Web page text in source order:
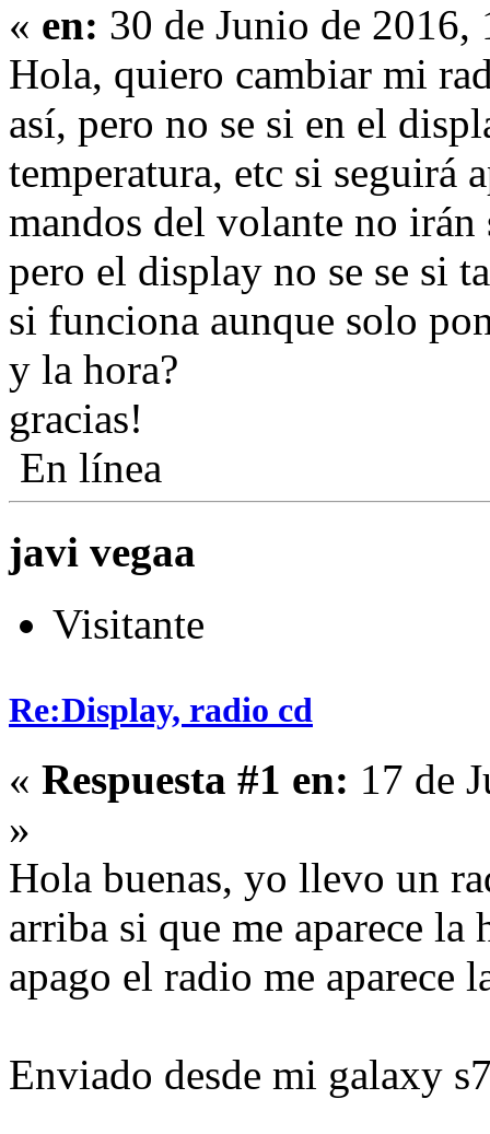
« en: 30 de Junio de 2016,
Hola, quiero cambiar mi
así, pero no se si en el
temperatura, etc si seguirá
mandos del volante no
pero el display no se se si
si funciona aunque solo
y la hora?
gracias!
En línea
javi vegaa
Visitante
Re:Display, radio cd
« Respuesta #1 en: 17 de
»
Hola buenas, yo llevo un
arriba si que me aparece la
apago el radio me aparece
Enviado desde mi galaxy